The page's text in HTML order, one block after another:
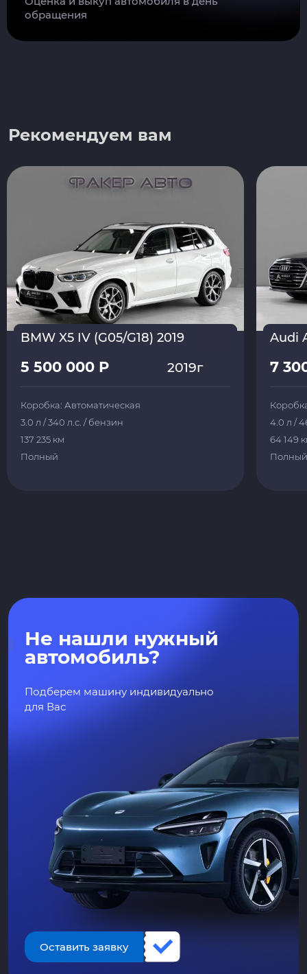
обращения
Рекомендуем вам
BMW X5 IV (G05/G18) 2019
5 500 000 Р 2019г
Коробка: Автоматическая
3.0 л / 340 л.с. / бензин
137 235 км
Полный
Audi
7
4.0 л /
64 149
Полный
Не нашли нужный
автомобиль?
Подберем машину индивидуально
для Вас
Оставить заявку